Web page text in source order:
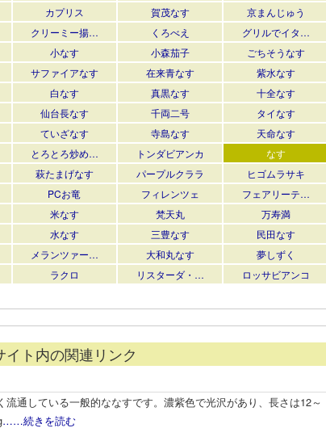
カプリス 賀茂なす
京まんじゅう
クリーミー揚… くろべえ
グリルでイタ…
小なす 小森茄子
ごちそうなす
サファイアなす 在来青なす
紫水なす
白なす 真黒なす
十全なす
仙台長なす 千両二号
タイなす
ていざなす 寺島なす
天命なす
とろとろ炒め… トンダビアンカ
なす
萩たまげなす パープルクララ
ヒゴムラサキ
PCお竜 フィレンツェ
フェアリーテ…
米なす 梵天丸
万寿満
水なす 三豊なす
民田なす
メランツァー… 大和丸なす
夢しずく
ラクロ リスターダ・…
ロッサビアンコ
イト内の関連リンク
流通している一般的ななすです。濃紫色で光沢があり、長さは12～
……続きを読む